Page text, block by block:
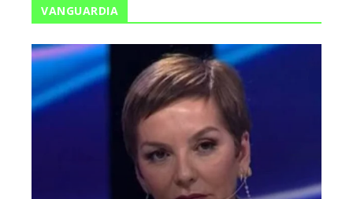
VANGUARDIA